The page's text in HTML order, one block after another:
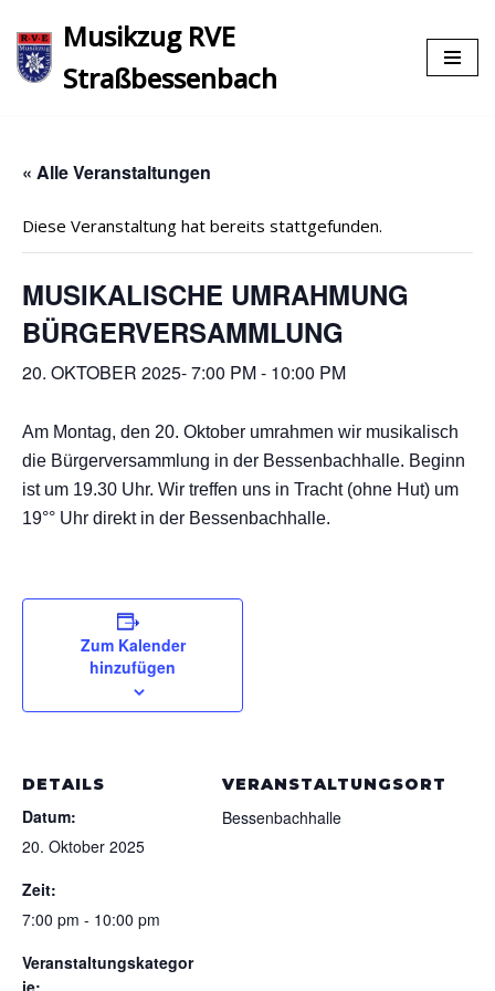
Zum
Inhalt
Musikzug RVE
Straßbessenbach
« Alle Veranstaltungen
Diese Veranstaltung hat bereits stattgefunden.
MUSIKALISCHE UMRAHMUNG
BÜRGERVERSAMMLUNG
20. OKTOBER 2025- 7:00 PM- 10:00 PM
Am Montag, den 20. Oktober umrahmen wir musikalisch
die Bürgerversammlung in der Bessenbachhalle. Beginn
ist um 19.30 Uhr. Wir treffen uns in Tracht (ohne Hut) um
19°° Uhr direkt in der Bessenbachhalle.
Zum Kalender
hinzufügen
DETAILS
Datum:
20. Oktober 2025
Zeit:
7:00 pm - 10:00 pm
Veranstaltungskategor
ie:
VERANSTALTUNGSORT
Bessenbachhalle